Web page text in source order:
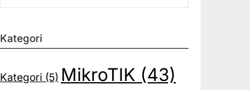
Kategori
Kategori (5) MikroTIK (43)